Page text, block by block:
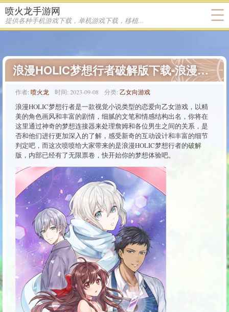
喷火龙手游网
提供各种手机游戏下载，单机游戏下载，移植游戏下载
浪漫HOLIC梦想行者破解版下载-浪漫HOLIC梦想行者游戏下载
作者: 喷火龙 时间: 2023-09-08 分类: 乙女向游戏
浪漫HOLIC梦想行者是一款视觉小说类型的恋爱向乙女游戏，以精
美的角色画风和丰富的剧情，细腻的文笔和情感结构出名，你将在
这里通过神奇的梦想连接器来处理詹姆和各位男生之间的关系，是
否和他们进行更加深入的了解，感受新奇的互动设计和丰富的细节
判定吧，而这次喷喷给大家带来的是浪漫HOLIC梦想行者的破解
版，内部已经有了无限票卷，快开始你的梦想体验吧。